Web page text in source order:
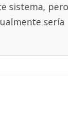
sistema,
sería